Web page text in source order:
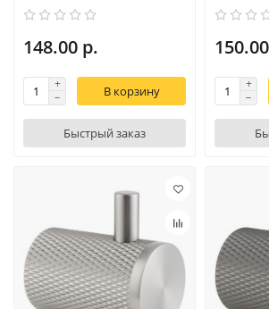
148.00 р.
В корзину
Быстрый заказ